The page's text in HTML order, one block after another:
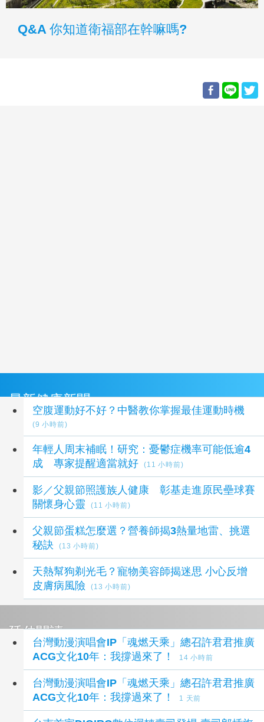
Q&A 你知道衛福部在幹嘛嗎?
最新健康新聞
空腹運動好不好？中醫教你掌握最佳運動時機
(9 小時前)
年輕人周末補眠！研究：憂鬱症機率可能低逾4
成 專家提醒適當就好
(11 小時前)
影／父親節照護族人健康 彰基走進原民壘球賽
關懷身心靈
(11 小時前)
父親節蛋糕怎麼選？營養師揭3熱量地雷、挑選
秘訣
(13 小時前)
天熱幫狗剃光毛？寵物美容師揭迷思 小心反增
皮膚病風險
(13 小時前)
延伸閱讀
台灣動漫演唱會IP「魂燃天乘」總召許君君推廣
ACG文化10年：我撐過來了！
14 小時前
台灣動漫演唱會IP「魂燃天乘」總召許君君推廣
ACG文化10年：我撐過來了！
1 天前